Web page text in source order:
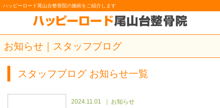
ハッピーロード尾山台整骨院の施術をご紹介します
お知らせ｜スタッフブログ
スタッフブログ お知らせ一覧
2024.11.01 お知らせ